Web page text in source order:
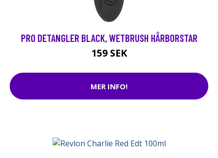
PRO DETANGLER BLACK, WETBRUSH HÅRBORSTAR
159 SEK
MER INFO!